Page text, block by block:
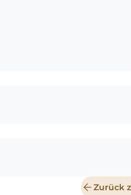
Zurück